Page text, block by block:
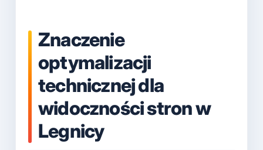
Znaczenie
optymalizacji
technicznej dla
widoczności stron w
Legnicy